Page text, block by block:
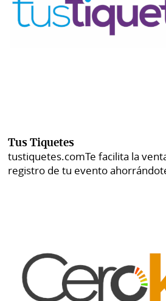
Tus Tiquetes
tustiquetes.comTe facilita la
registro de tu evento